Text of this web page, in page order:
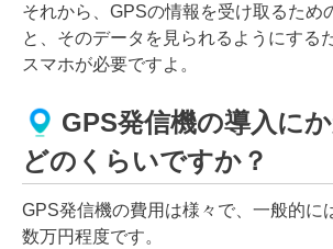
それから、GPSの情報を受け取るため
と、そのデータを見られるようにする
スマホが必要ですよ。
GPS発信機の導入に
どのくらいですか？
GPS発信機の費用は様々で、一般的に
数万円程度です。